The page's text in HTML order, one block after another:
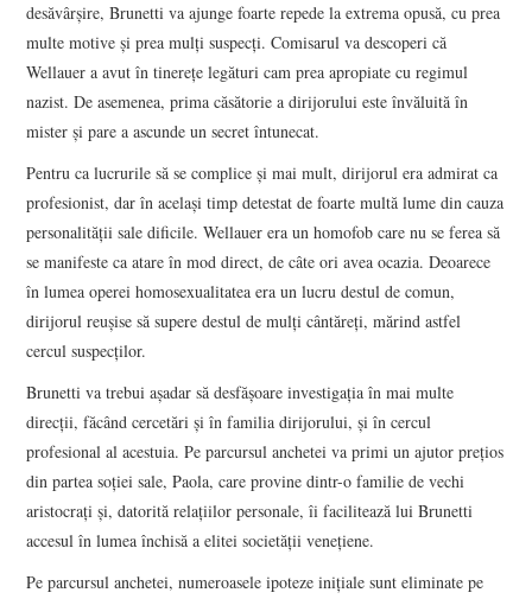
desăvârşire, Brunetti va ajunge foarte repede la extrema opusă, cu prea
multe motive şi prea mulţi suspecţi. Comisarul va descoperi că
Wellauer a avut în tinereţe legături cam prea apropiate cu regimul
nazist. De asemenea, prima căsătorie a dirijorului este învăluită în
mister şi pare a ascunde un secret întunecat.
Pentru ca lucrurile să se complice şi mai mult, dirijorul era admirat ca
profesionist, dar în acelaşi timp detestat de foarte multă lume din cauza
personalităţii sale dificile. Wellauer era un homofob care nu se ferea să
se manifeste ca atare în mod direct, de câte ori avea ocazia. Deoarece
în lumea operei homosexualitatea era un lucru destul de comun,
dirijorul reuşise să supere destul de mulţi cântăreţi, mărind astfel
cercul suspecţilor.
Brunetti va trebui aşadar să desfăşoare investigaţia în mai multe
direcţii, făcând cercetări şi în familia dirijorului, şi în cercul
profesional al acestuia. Pe parcursul anchetei va primi un ajutor preţios
din partea soţiei sale, Paola, care provine dintr-o familie de vechi
aristocraţi şi, datorită relaţiilor personale, îi facilitează lui Brunetti
accesul în lumea închisă a elitei societăţii veneţiene.
Pe parcursul anchetei, numeroasele ipoteze iniţiale sunt eliminate pe